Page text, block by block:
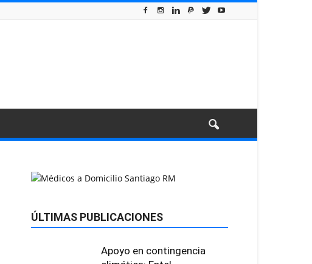
ÚLTIMAS PUBLICACIONES
Apoyo en contingencia